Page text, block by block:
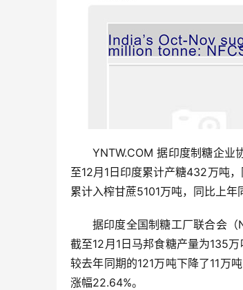
YNTW.COM 据印度制糖企业
至12月1日印度累计产糖432万吨
累计入榨甘蔗5101万吨，同比上
据印度全国制糖工厂联合会（
截至12月1日马邦食糖产量为135
较去年同期的121万吨下降了11万
涨幅22.64%。